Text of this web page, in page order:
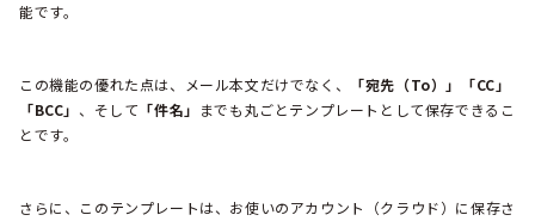
能です。
この機能の優れた点は、メール本文だけでなく、
「宛先（To）」「CC」
「BCC」 、そして 「件名」 までも丸ごとテンプレートとして保存できるこ
とです。
さらに、このテンプレートは、お使いのアカウント（クラウド）に保存さ